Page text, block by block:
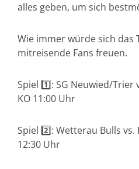
alles geben, um sich
Wie immer würde sich das
mitreisende Fans freuen.
Spiel 1️⃣: SG Neuwied/
KO 11:00 Uhr
Spiel 2️⃣: Wetterau Bulls
12:30 Uhr